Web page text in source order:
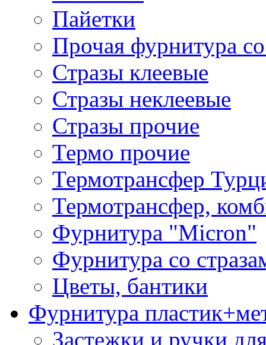
Пайетки
Прочая фурнитура
Стразы клеевые
Стразы неклеевые
Стразы прочие
Термо прочие
Термотрансфер
Термотрансфер,
Фурнитура "Micron"
Фурнитура со
Цветы, бантики
Фурнитура
Застежки и ручки